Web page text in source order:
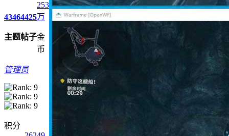
4346
主题
4425
帖子
253
万
金
币
管理员
积分